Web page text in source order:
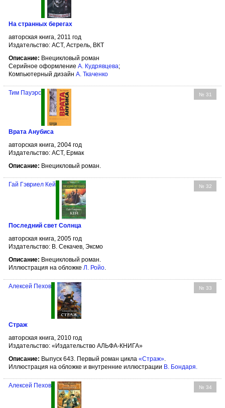
На странных берегах
авторская книга, 2011 год
Издательство: АСТ, Астрель, ВКТ
Описание: Внецикловый роман
Серийное оформление А. Кудрявцева;
Компьютерный дизайн А. Ткаченко
№ 31
Тим Пауэрс
Врата Анубиса
авторская книга, 2004 год
Издательство: АСТ, Ермак
Описание: Внецикловый роман.
№ 32
Гай Гэвриел Кей
Последний свет Солнца
авторская книга, 2005 год
Издательство: В. Секачев, Эксмо
Описание: Внецикловый роман.
Иллюстрация на обложке Л. Ройо
№ 33
Алексей Пехов
Страж
авторская книга, 2010 год
Издательство: «Издательство АЛЬФА-КНИГА»
Описание: Выпуск 643. Первый роман цикла «Страж».
Иллюстрация на обложке и внутренние иллюстрации В. Бондаря.
№ 34
Алексей Пехов